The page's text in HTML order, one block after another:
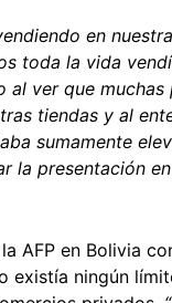
en
toda la vida
al ver que muchas
tiendas y al
sumamente
la presentación
AFP en Bolivia
existía ningún